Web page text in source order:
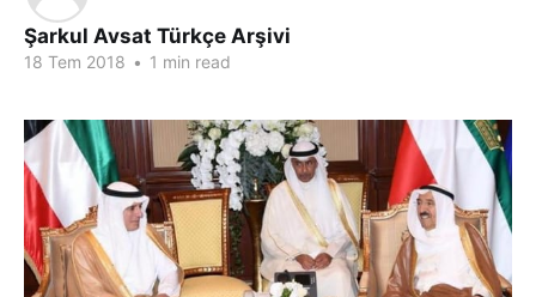
Şarkul Avsat Türkçe Arşivi
18 Tem 2018 • 1 min read